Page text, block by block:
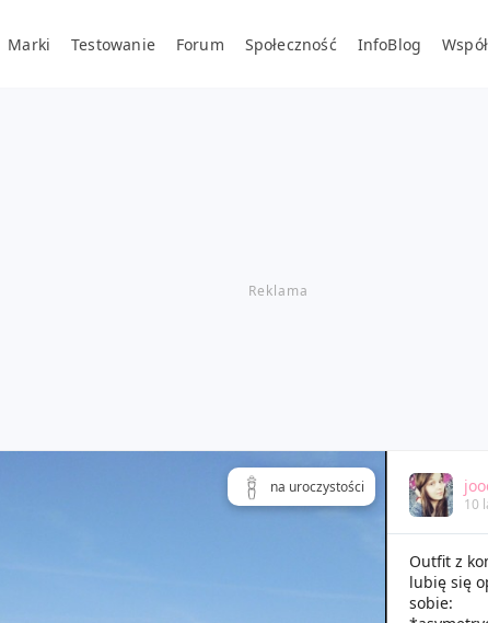
Marki Testowanie Forum Społeczność InfoBlog
na uroczystości
10
Outfit z
lubię się
sobie: